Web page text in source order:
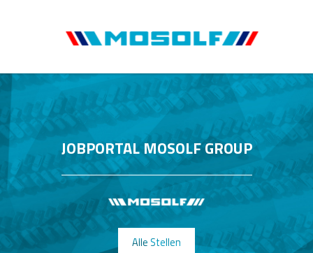
JOBPORTAL MOSOLF GROUP
Alle Stellen